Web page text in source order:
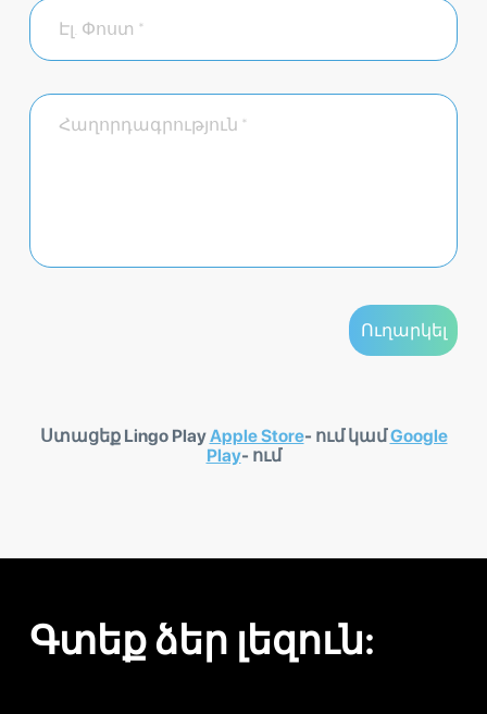
Ստացեք Lingo PlayApple Store- ում կամGoogle
Play- ում
Գտեք ձեր լեզուն: